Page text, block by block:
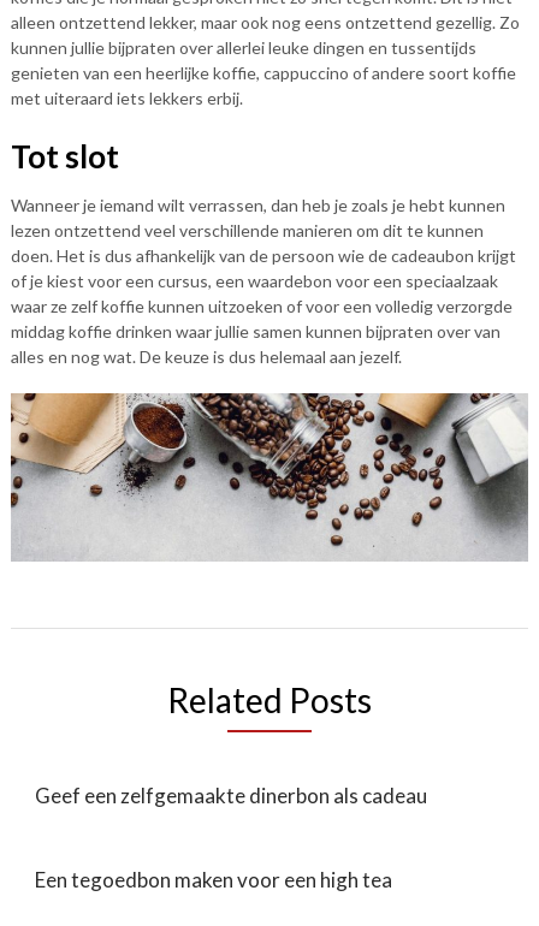
alleen ontzettend lekker, maar ook nog eens ontzettend gezellig. Zo
kunnen jullie bijpraten over allerlei leuke dingen en tussentijds
genieten van een heerlijke koffie, cappuccino of andere soort koffie
met uiteraard iets lekkers erbij.
Tot slot
Wanneer je iemand wilt verrassen, dan heb je zoals je hebt kunnen
lezen ontzettend veel verschillende manieren om dit te kunnen
doen. Het is dus afhankelijk van de persoon wie de cadeaubon krijgt
of je kiest voor een cursus, een waardebon voor een speciaalzaak
waar ze zelf koffie kunnen uitzoeken of voor een volledig verzorgde
middag koffie drinken waar jullie samen kunnen bijpraten over van
alles en nog wat. De keuze is dus helemaal aan jezelf.
Related Posts
Geef een zelfgemaakte dinerbon als cadeau
Een tegoedbon maken voor een high tea